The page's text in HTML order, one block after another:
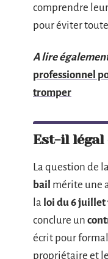
comprendre
pour éviter
A lire
professionnel
tromper
Est-il légal
La question de
bail mérite une
la loi du 6 juillet
conclure un
écrit pour
propriétaire et